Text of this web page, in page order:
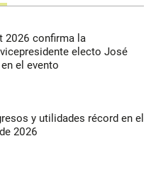
2026 confirma la
electo José
el evento
y utilidades récord en el
2026